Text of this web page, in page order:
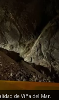
de Viña del Mar.